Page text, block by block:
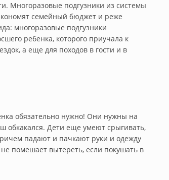
Многоразовые подгузники из системы
семейный бюджет и реже
многоразовые подгузники
ребенка, которого приучала к
а еще для походов в гости и в
обязательно нужно! Они нужны на
обкакался. Дети еще умеют срыгивать,
падают и пачкают руки и одежду
помешает вытереть, если покушать в